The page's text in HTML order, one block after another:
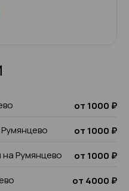
от 1000 ₽
от 1000 ₽
Румянцево
от 1000 ₽
от 4000 ₽